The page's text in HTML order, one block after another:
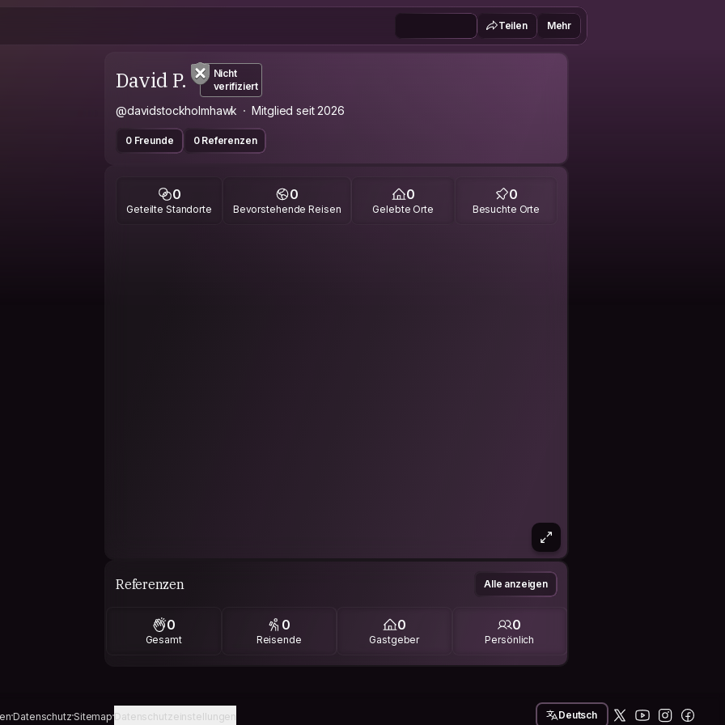
Teilen Mehr
David P.
Nicht
verifiziert
@davidstockholmhawk Mitglied seit 2026
0 Freunde 0 Referenzen
0
Geteilte Standorte
0
Bevorstehende Reisen
0
Gelebte Orte
0
Besuchte Orte
Referenzen Alle anzeigen
0
Gesamt
0
Reisende
0
Gastgeber
0
Persönlich
DatenschutzSitemapDatenschutzeinstellungen Deutsch